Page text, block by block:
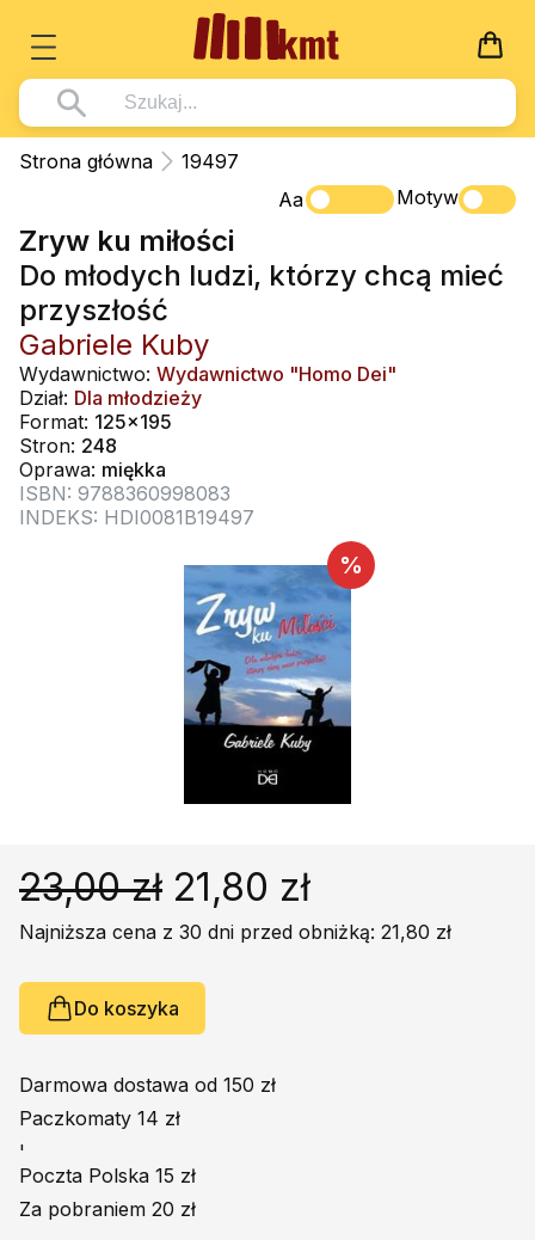
Książki
Wszystko z kategorii - Książki
Pismo Święte
Kościół Katolicki
Duszpasterstwo
Teologia
Życie chrześcijańskie
Duchowość
Literatura piękna
Książki obcojęzyczne
Poradniki, leksykony...
Podręczniki szkolne
Wszystko z kategorii - Multimedia
DVD
CD-ROM
Muzyka
Rekolekcje i inne na CD
Śpiew i modlitwa
Muzyka klasyczna
Dla Dzieci
Wszystko z kategorii - Dla Dzieci
Literatura (D)
Płyty, DVD (D)
Podręczniki i pomoce dydaktyczne
Podręczniki
Wszystko z kategorii - Podręczniki
Podręczniki i pomoce dydaktyczne
Zabawa i Nauka
Nowości
Zaloguj się
Strona główna
19497
Aa
Motyw
%
Zryw ku miłości
Do młodych ludzi, którzy chcą mieć
przyszłość
Gabriele Kuby
Wydawnictwo: Wydawnictwo "Homo Dei"
Dział: Dla młodzieży
Format: 125x195
Stron: 248
Oprawa: miękka
ISBN: 9788360998083
INDEKS: HDI0081B19497
23,00 zł 21,80 zł
Najniższa cena z 30 dni przed obniżką: 21,80 zł
Do koszyka
Darmowa dostawa od 150 zł
Paczkomaty 14 zł
'
Poczta Polska 15 zł
Za pobraniem 20 zł